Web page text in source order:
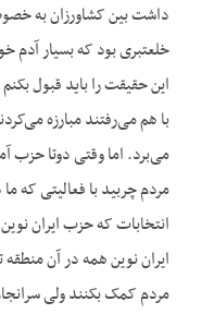
داشت بین کشاورزان به
خلعتبری بود که بسیار آدم
این حقیقت را باید قبول
با هم می‌رفتند مبارزه
می‌برد. اما وقتی دوتا حزب
مردم چربید با فعالیتی که
انتخابات که حزب ایران
ایران نوین همه در آن
مردم کمک بکنند ولی